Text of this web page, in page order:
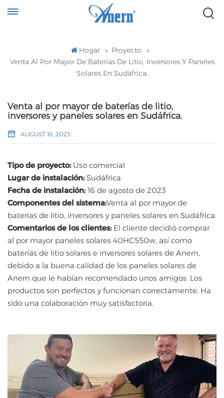
Hogar
Proyecto
Venta Al Por Mayor De Baterías De Litio, Inversores Y Paneles
Solares En Sudáfrica.
Venta al por mayor de baterías de litio,
inversores y paneles solares en Sudáfrica.
AUGUST 16, 2023
Tipo de proyecto:Uso comercial
Lugar de instalación:Sudáfrica
Fecha de instalación:16 de agosto de 2023
Componentes del sistema:Venta al por mayor de
baterías de litio, inversores y paneles solares en Sudáfrica.
Comentarios de los clientes:El cliente decidió comprar
al por mayor paneles solares 40HC550w, así como
baterías de litio solares e inversores solares de Anern,
debido a la buena calidad de los paneles solares de
Anern que le habían recomendado unos amigos. Los
productos son perfectos y funcionan correctamente. Ha
sido una colaboración muy satisfactoria.